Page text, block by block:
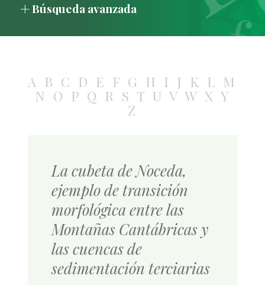
Búsqueda avanzada
A B C D E F G H I J K L M
N O P Q R S T U V W X Y
Z
La cubeta de Noceda,
ejemplo de transición
morfológica entre las
Montañas Cantábricas y
las cuencas de
sedimentación terciarias